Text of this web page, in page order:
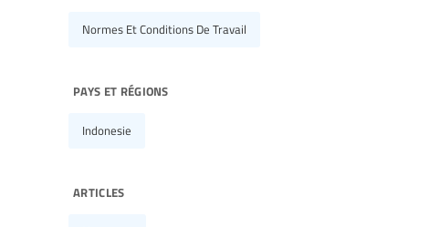
Normes Et Conditions De Travail
pays et régions
Indonesie
articles